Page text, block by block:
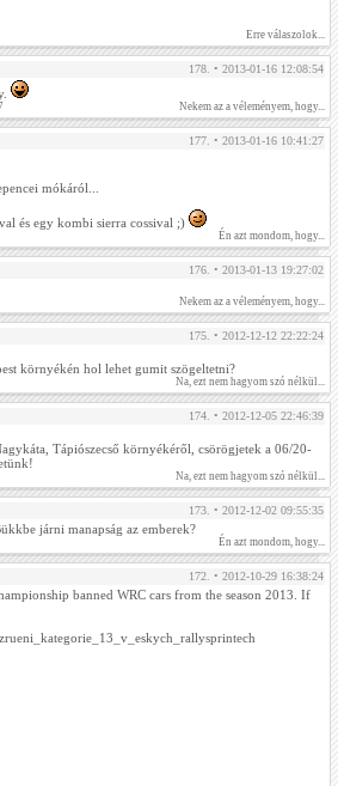
Erre válaszolok...
178. • 2013-01-16 12:08:54
Nekem az a véleményem, hogy...
177. • 2013-01-16 10:41:27
mókáról...
és egy kombi sierra cossival ;)
Én azt mondom, hogy...
176. • 2013-01-13 19:27:02
Nekem az a véleményem, hogy...
175. • 2012-12-12 22:22:24
környékén hol lehet gumit szögeltetni?
Na, ezt nem hagyom szó nélkül...
174. • 2012-12-05 22:46:39
Tápiószecső környékéről, csörögjetek a 06/20-
Na, ezt nem hagyom szó nélkül...
173. • 2012-12-02 09:55:35
járni manapság az emberek?
Én azt mondom, hogy...
172. • 2012-10-29 16:38:24
banned WRC cars from the season 2013. If